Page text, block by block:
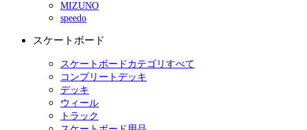
MIZUNO
speedo
スケートボード
スケートボードカテゴリすべて
コンプリートデッキ
デッキ
ウィール
トラック